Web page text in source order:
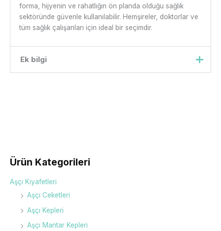
Ürün Kategorileri
Aşçı Kıyafetleri
Aşçı Ceketleri
Aşçı Kepleri
Aşçı Mantar Kepleri
forma, hijyenin ve rahatlığın ön planda olduğu sağlık
sektöründe güvenle kullanılabilir. Hemşireler, doktorlar ve
tüm sağlık çalışanları için ideal bir seçimdir.
Ek bilgi